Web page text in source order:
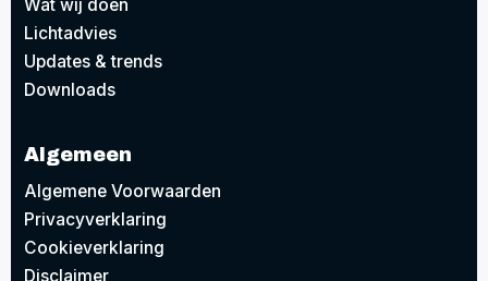
Wat wij doen
Lichtadvies
Updates & trends
Downloads
Algemeen
Algemene Voorwaarden
Privacyverklaring
Cookieverklaring
Disclaimer